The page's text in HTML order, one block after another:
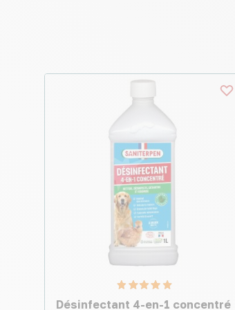
Désinfectant 4-en-1 concentré